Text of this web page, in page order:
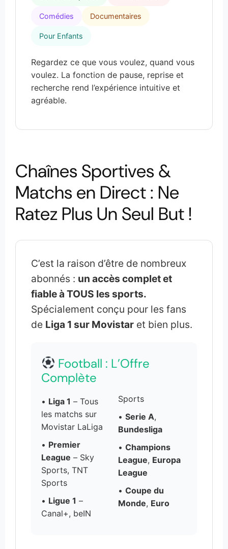
Comédies Documentaires
Pour Enfants
Regardez ce que vous voulez, quand vous
voulez. La fonction de pause, reprise et
recherche rend l’expérience intuitive et
agréable.
Chaînes Sportives &
Matchs en Direct : Ne
Ratez Plus Un Seul But !
C’est la raison d’être de nombreux
abonnés : un accès complet et
fiable à TOUS les sports.
Spécialement conçu pour les fans
de Liga 1 sur Movistar et bien plus.
Football : L’Offre
Complète
• Liga 1 – Tous
les matchs sur
Movistar LaLiga
• Premier
League – Sky
Sports, TNT
Sports
• Ligue 1 –
Canal+, beIN
Sports
• Serie A,
Bundesliga
• Champions
League, Europa
League
• Coupe du
Monde, Euro